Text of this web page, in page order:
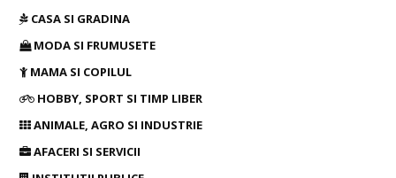
CASA SI GRADINA
MODA SI FRUMUSETE
MAMA SI COPILUL
HOBBY, SPORT SI TIMP LIBER
ANIMALE, AGRO SI INDUSTRIE
AFACERI SI SERVICII